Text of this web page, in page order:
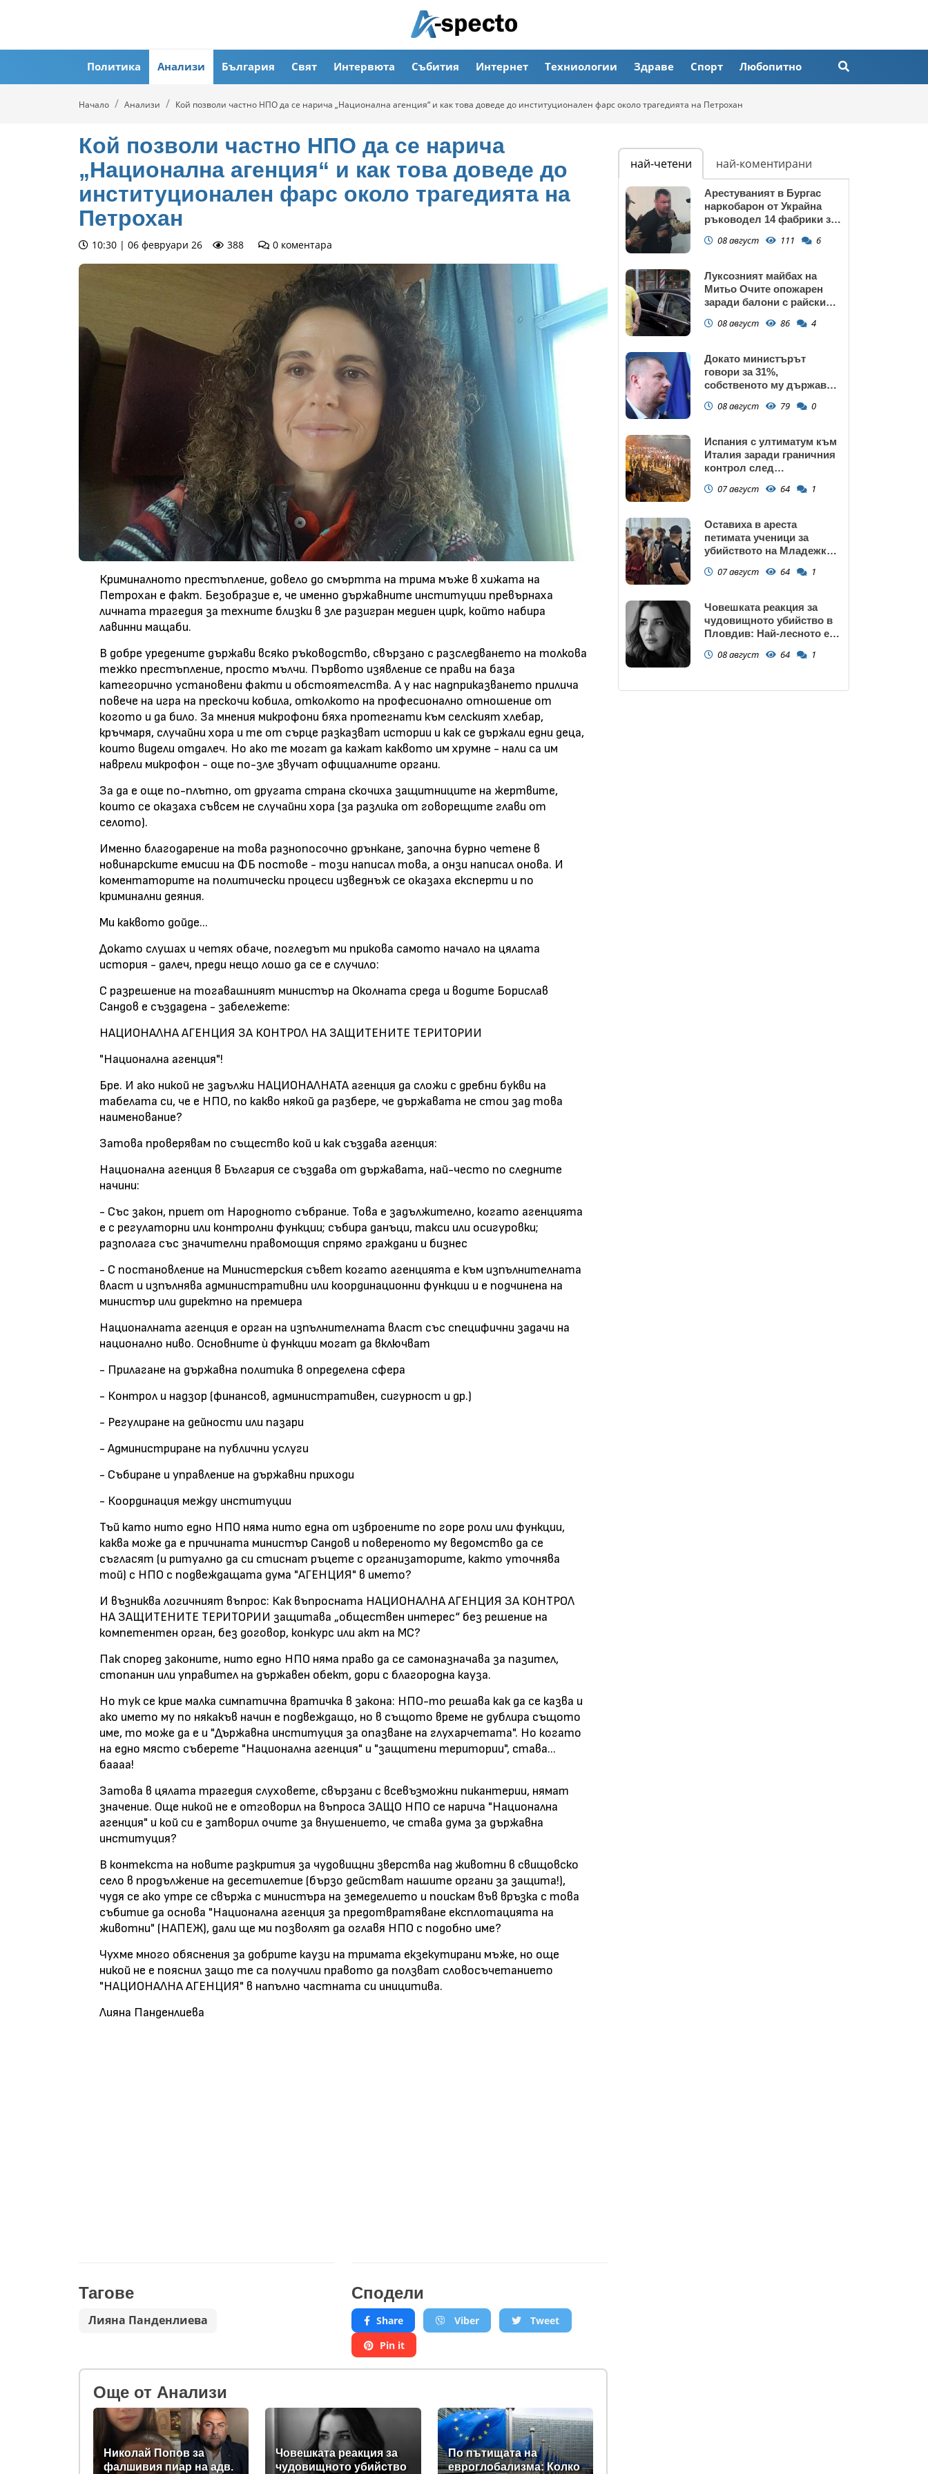
Политика Анализи България Свят Интервюта Събития Интернет Техниологии Здраве Спорт Любопитно
Начало Анализи Кой позволи частно НПО да се нарича „Национална агенция“ и как това доведе до институционален фарс около трагедията на Петрохан
Кой позволи частно НПО да се нарича
„Национална агенция“ и как това доведе до
институционален фарс около трагедията на
Петрохан
10:30 | 06 февруари 26 388 0 коментара
Криминалното престъпление, довело до смъртта на трима мъже в хижата на
Петрохан е факт. Безобразие е, че именно държавните институции превърнаха
личната трагедия за техните близки в зле разигран медиен цирк, който набира
лавинни мащаби.
В добре уредените държави всяко ръководство, свързано с разследването на толкова
тежко престъпление, просто мълчи. Първото изявление се прави на база
категорично установени факти и обстоятелства. А у нас надприказването прилича
повече на игра на прескочи кобила, отколкото на професионално отношение от
когото и да било. За мнения микрофони бяха протегнати към селският хлебар,
кръчмаря, случайни хора и те от сърце разказват истории и как се държали едни деца,
които видели отдалеч. Но ако те могат да кажат каквото им хрумне - нали са им
наврели микрофон - още по-зле звучат официалните органи.
За да е още по-плътно, от другата страна скочиха защитниците на жертвите,
които се оказаха съвсем не случайни хора (за разлика от говорещите глави от
селото).
Именно благодарение на това разнопосочно дрънкане, започна бурно четене в
новинарските емисии на ФБ постове - този написал това, а онзи написал онова. И
коментаторите на политически процеси изведнъж се оказаха експерти и по
криминални деяния.
Ми каквото дойде...
Докато слушах и четях обаче, погледът ми прикова самото начало на цялата
история - далеч, преди нещо лошо да се е случило:
С разрешение на тогавашният министър на Околната среда и водите Борислав
Сандов е създадена - забележете:
НАЦИОНАЛНА АГЕНЦИЯ ЗА КОНТРОЛ НА ЗАЩИТЕНИТЕ ТЕРИТОРИИ
"Национална агенция"!
Бре. И ако никой не задължи НАЦИОНАЛНАТА агенция да сложи с дребни букви на
табелата си, че е НПО, по какво някой да разбере, че държавата не стои зад това
наименование?
Затова проверявам по същество кой и как създава агенция:
Национална агенция в България се създава от държавата, най-често по следните
начини:
- Със закон, приет от Народното събрание. Това е задължително, когато агенцията
е с регулаторни или контролни функции; събира данъци, такси или осигуровки;
разполага със значителни правомощия спрямо граждани и бизнес
- С постановление на Министерския съвет когато агенцията е към изпълнителната
власт и изпълнява административни или координационни функции и е подчинена на
министър или директно на премиера
Националната агенция е орган на изпълнителната власт със специфични задачи на
национално ниво. Основните ѝ функции могат да включват
- Прилагане на държавна политика в определена сфера
- Контрол и надзор (финансов, административен, сигурност и др.)
- Регулиране на дейности или пазари
- Администриране на публични услуги
- Събиране и управление на държавни приходи
- Координация между институции
Тъй като нито едно НПО няма нито една от изброените по горе роли или функции,
каква може да е причината министър Сандов и повереното му ведомство да се
съгласят (и ритуално да си стиснат ръцете с организаторите, както уточнява
той) с НПО с подвеждащата дума "АГЕНЦИЯ" в името?
И възниква логичният въпрос: Как въпросната НАЦИОНАЛНА АГЕНЦИЯ ЗА КОНТРОЛ
НА ЗАЩИТЕНИТЕ ТЕРИТОРИИ защитава „обществен интерес“ без решение на
компетентен орган, без договор, конкурс или акт на МС?
Пак според законите, нито едно НПО няма право да се самоназначава за пазител,
стопанин или управител на държавен обект, дори с благородна кауза.
Но тук се крие малка симпатична вратичка в закона: НПО-то решава как да се казва и
ако името му по някакъв начин е подвеждащо, но в същото време не дублира същото
име, то може да е и "Държавна институция за опазване на глухарчетата". Но когато
на едно място съберете "Национална агенция" и "защитени територии", става...
баааа!
Затова в цялата трагедия слуховете, свързани с всевъзможни пикантерии, нямат
значение. Още никой не е отговорил на въпроса ЗАЩО НПО се нарича "Национална
агенция" и кой си е затворил очите за внушението, че става дума за държавна
институция?
В контекста на новите разкрития за чудовищни зверства над животни в свищовско
село в продължение на десетилетие (бързо действат нашите органи за защита!),
чудя се ако утре се свържа с министъра на земеделието и поискам във връзка с това
събитие да основа "Национална агенция за предотвратяване експлотацията на
животни" (НАПЕЖ), дали ще ми позволят да оглавя НПО с подобно име?
Чухме много обяснения за добрите каузи на тримата екзекутирани мъже, но още
никой не е пояснил защо те са получили правото да ползват словосъчетанието
"НАЦИОНАЛНА АГЕНЦИЯ" в напълно частната си иницитива.
Лияна Панденлиева
Тагове
Лияна Панденлиева
Сподели
Share Viber
Tweet
Pin it
Oще от Анализи
Николай Попов за
фалшивия пиар на адв.
Човешката реакция за
чудовищното убийство
По пътищата на
евроглобализма: Колко
най-четени най-коментирани
Арестуваният в Бургас
наркобарон от Украйна
ръководел 14 фабрики за
08 август 111 6
Луксозният майбах на
Митьо Очите опожарен
заради балони с райски
08 август 86 4
Докато министърът
говори за 31%,
собственото му държавно
крадецът вика дръжте
08 август 79 0
Испания с ултиматум към
Италия заради граничния
контрол след
07 август 64 1
Оставиха в ареста
петимата ученици за
убийството на Младежкия
час, гаврили се с него и го
07 август 64 1
Човешката реакция за
чудовищното убийство в
Пловдив: Най-лесното е
и да си кажем "Това са
08 август 64 1